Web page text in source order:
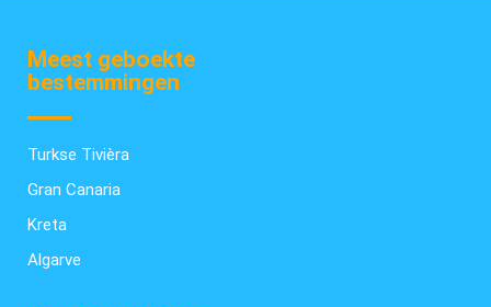
Meest geboekte
bestemmingen
Turkse Tivièra
Gran Canaria
Kreta
Algarve